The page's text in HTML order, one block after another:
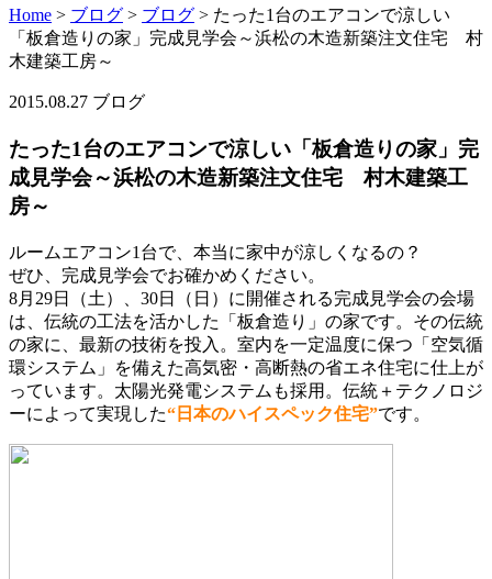
Home > ブログ > ブログ > たった1台のエアコンで涼しい
「板倉造りの家」完成見学会～浜松の木造新築注文住宅 村
木建築工房～
2015.08.27 ブログ
たった1台のエアコンで涼しい「板倉造りの家」完
成見学会～浜松の木造新築注文住宅 村木建築工
房～
ルームエアコン1台で、本当に家中が涼しくなるの？
ぜひ、完成見学会でお確かめください。
8月29日（土）、30日（日）に開催される完成見学会の会場
は、伝統の工法を活かした「板倉造り」の家です。その伝統
の家に、最新の技術を投入。室内を一定温度に保つ「空気循
環システム」を備えた高気密・高断熱の省エネ住宅に仕上が
っています。太陽光発電システムも採用。伝統＋テクノロジ
ーによって実現した“日本のハイスペック住宅”です。